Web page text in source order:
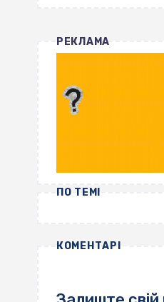
РЕКЛАМА
ПО ТЕМІ
КОМЕНТАРІ